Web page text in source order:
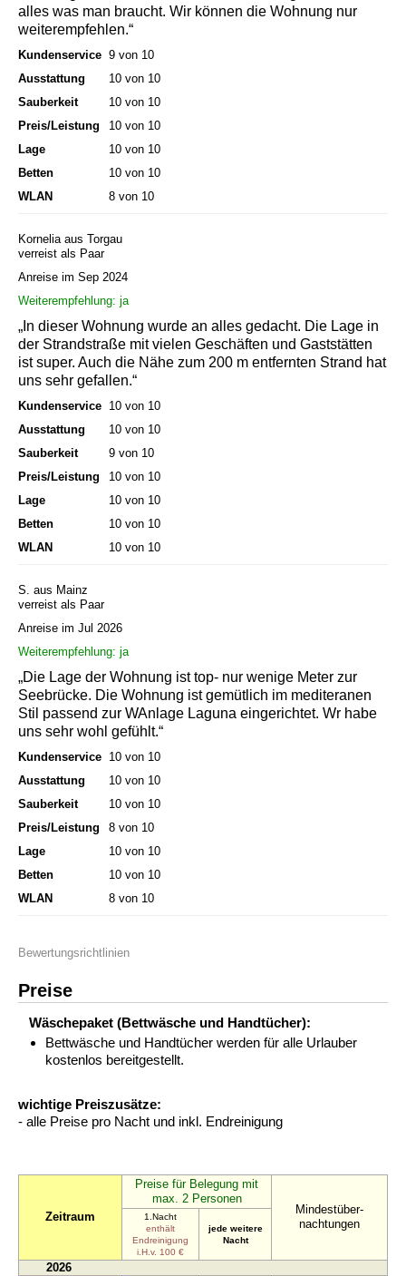
alles was man braucht. Wir können die Wohnung nur
weiterempfehlen.“
Kundenservice 9 von 10
Ausstattung
10 von 10
Sauberkeit
10 von 10
Preis/Leistung
10 von 10
Lage
10 von 10
Betten
10 von 10
WLAN
8 von 10
Kornelia aus Torgau
verreist als Paar
Anreise im Sep 2024
Weiterempfehlung: ja
„In dieser Wohnung wurde an alles gedacht. Die Lage in
der Strandstraße mit vielen Geschäften und Gaststätten
ist super. Auch die Nähe zum 200 m entfernten Strand hat
uns sehr gefallen.“
Kundenservice 10 von 10
Ausstattung
10 von 10
Sauberkeit
9 von 10
Preis/Leistung
10 von 10
Lage
10 von 10
Betten
10 von 10
WLAN
10 von 10
S. aus Mainz
verreist als Paar
Anreise im Jul 2026
Weiterempfehlung: ja
„Die Lage der Wohnung ist top- nur wenige Meter zur
Seebrücke. Die Wohnung ist gemütlich im mediteranen
Stil passend zur WAnlage Laguna eingerichtet. Wr habe
uns sehr wohl gefühlt.“
Kundenservice 10 von 10
Ausstattung
10 von 10
Sauberkeit
10 von 10
Preis/Leistung
8 von 10
Lage
10 von 10
Betten
10 von 10
WLAN
8 von 10
Bewertungsrichtlinien
Preise
Wäschepaket (Bettwäsche und Handtücher):
Bettwäsche und Handtücher werden für alle Urlauber
kostenlos bereitgestellt.
wichtige Preiszusätze:
- alle Preise pro Nacht und inkl. Endreinigung
Zeitraum
Preise für Belegung mit
max. 2 Personen
Mindestüber-
nachtungen
1.Nacht
enthält
Endreinigung
i.H.v. 100 €
jede weitere
Nacht
2026